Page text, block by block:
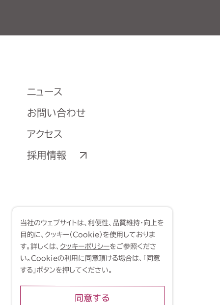
ニュース
お問い合わせ
アクセス
採用情報
当社のウェブサイトは、利便性、品質維持・向上を
目的に、クッキー（Cookie）を使用しておりま
す。詳しくは、 クッキーポリシーをご参照くださ
い。Cookieの利用に同意頂ける場合は、「同意
する」ボタンを押してください。
同意する